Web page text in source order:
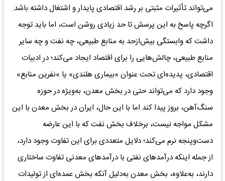
می‌تواند تأثیرات مثبتی بر رشد اقتصادی پایدار و اشتغال داشته باشد.
اگرچه پاسخ به این پرسش تا حد زیادی روشن است، اما باید توجه
داشت که وابستگی بیش‌ازحد به منابع طبیعی، چه نفت و چه سایر
منابع طبیعی، چالش‌هایی را برای اقتصاد ایجاد می‌کند؛ در ادبیات
اقتصادی، پدیده‌ای تحت عنوان »بیماری هلندی» یا »نفرین منابع»
وجود دارد که می‌تواند حتی در بخش معدن، به‌ویژه در حوزه
سنگ‌آهن، بروز پیدا کند اما با این حال، ایران در بخش معدن با این
مشکل مواجه نیست، برخلاف بخش نفت که با این عارضه
دست‌وپنجه نرم می‌کند؛ دلایل متعددی برای این تفاوت وجود دارد،
از جمله اینکه درآمدهای نفتی با درآمدهای معدنی تفاوت ساختاری
دارند، به‌علاوه، بخش معدن به‌دلیل آنکه بخش عمده‌ای از تولیدات